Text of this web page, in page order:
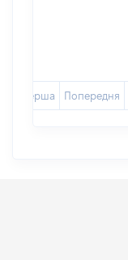
Перша Попередня